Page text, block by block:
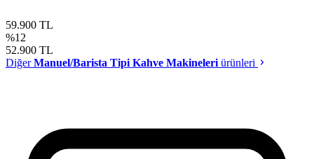
59.900 TL
%12
52.900 TL
DiğerManuel/Barista Tipi Kahve Makineleri ürünleri